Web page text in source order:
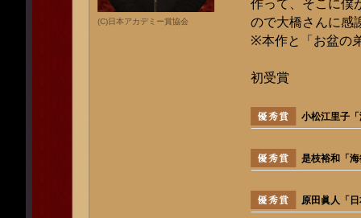
(C)日本アカデミー賞協会
作って、そこに僕
ので大橋さんに感
※本作と「お盆の
初受賞
小松江里子
是枝裕和「
原田眞人「